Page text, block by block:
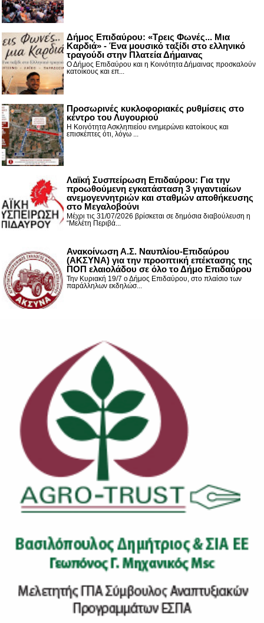
Δήμος Επιδαύρου: «Τρεις Φωνές... Μια
Καρδιά» - Ένα μουσικό ταξίδι στο ελληνικό
τραγούδι στην Πλατεία Δήμαινας
Ο Δήμος Επιδαύρου και η Κοινότητα Δήμαινας προσκαλούν
κατοίκους και επ...
Προσωρινές κυκλοφοριακές ρυθμίσεις στο
κέντρο του Λυγουριού
Η Κοινότητα Ασκληπιείου ενημερώνει κατοίκους και
επισκέπτες ότι, λόγω ...
Λαϊκή Συσπείρωση Επιδαύρου: Για την
προωθούμενη εγκατάσταση 3 γιγαντιαίων
ανεμογεννητριών και σταθμών αποθήκευσης
στο Μεγαλοβούνι
Μέχρι τις 31/07/2026 βρίσκεται σε δημόσια διαβούλευση η
“Μελέτη Περιβά...
Ανακοίνωση Α.Σ. Ναυπλίου-Επιδαύρου
(ΑΚΣΥΝΑ) για την προοπτική επέκτασης της
ΠΟΠ ελαιολάδου σε όλο το Δήμο Επιδαύρου
Την Κυριακή 19/7 ο Δήμος Επιδαύρου, στο πλαίσιο των
παράλληλων εκδηλώσ...